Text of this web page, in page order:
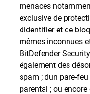
menaces
exclusive de
didentifier et de
mêmes inconnues
BitDefender
également des
spam ; dun pare-
parental ; ou encore